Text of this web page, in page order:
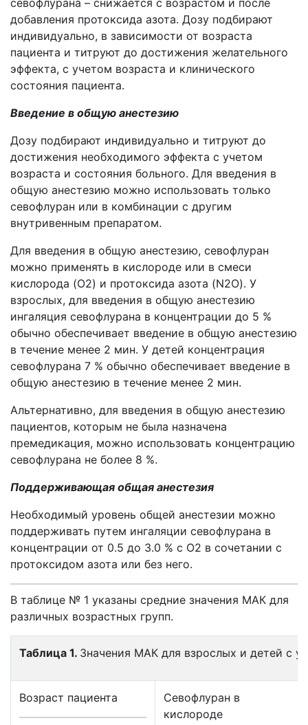
севофлурана – снижается с возрастом и после
добавления протоксида азота. Дозу подбирают
индивидуально, в зависимости от возраста
пациента и титруют до достижения желательного
эффекта, с учетом возраста и клинического
состояния пациента.
Введение в общую анестезию
Дозу подбирают индивидуально и титруют до
достижения необходимого эффекта с учетом
возраста и состояния больного. Для введения в
общую анестезию можно использовать только
севофлуран или в комбинации с другим
внутривенным препаратом.
Для введения в общую анестезию, севофлуран
можно применять в кислороде или в смеси
кислорода (O2) и протоксида азота (N2O). У
взрослых, для введения в общую анестезию
ингаляция севофлурана в концентрации до 5 %
обычно обеспечивает введение в общую анестезию
в течение менее 2 мин. У детей концентрация
севофлурана 7 % обычно обеспечивает введение в
общую анестезию в течение менее 2 мин.
Альтернативно, для введения в общую анестезию
пациентов, которым не была назначена
премедикация, можно использовать концентрацию
севофлурана не более 8 %.
Поддерживающая общая анестезия
Необходимый уровень общей анестезии можно
поддерживать путем ингаляции севофлурана в
концентрации от 0.5 до 3.0 % c O2 в сочетании с
протоксидом азота или без него.
В таблице № 1 указаны средние значения МАК для
различных возрастных групп.
Таблица 1. Значения МАК для взрослых и детей с
Возраст пациента
Севофлуран в
кислороде